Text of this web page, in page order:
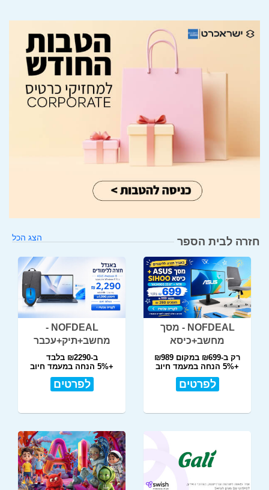
חזרה לבית הספר הצג הכל
NOFDEAL - מסך
מחשב+כיסא
רק ב-₪699 במקום ₪989
+5% הנחה במעמד חיוב
לפרטים
NOFDEAL -
מחשב+תיק+עכבר
ב-₪2290 בלבד
+5% הנחה במעמד חיוב
לפרטים